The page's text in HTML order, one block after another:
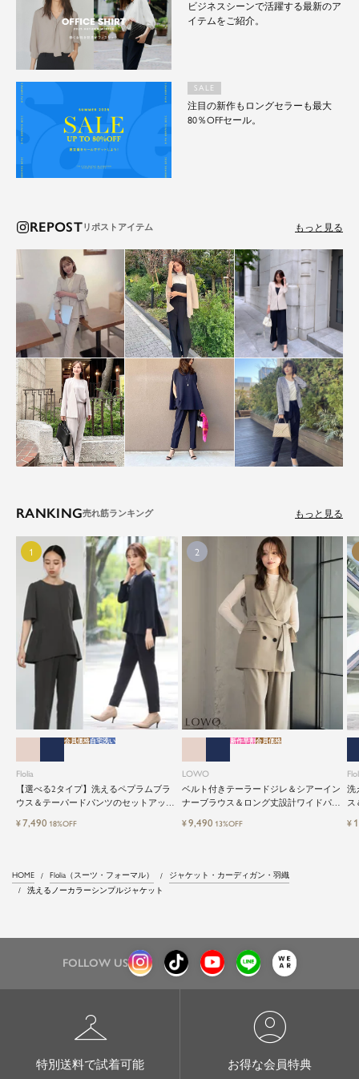
ビジネスシーンで活躍する最新のア
イテムをご紹介。
SALE
注目の新作もロングセラーも最大
80％OFFセール。
REPOST もっと見る
RANKING もっと見る
Flolia
【選べる2タイプ】洗えるペプラムブラ
ウス＆テーパードパンツのセットアップ
会員価格自宅洗い
¥7,490 18%OFF
LOWO
ベルト付きテーラードジレ＆シアーイン
ナーブラウス＆ロング丈設計ワイドパン
新作早割会員価格
¥9,490 13%OFF
洗
ス
¥
HOME Flolia（スーツ・フォーマル）
ジャケット・カーディガン・羽織
洗えるノーカラーシンプルジャケット
FOLLOW US
checkroom
特別送料で試着可能
account_circle
お得な会員特典